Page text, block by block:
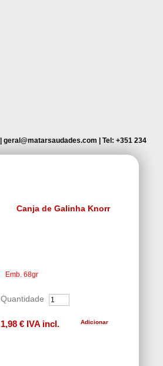
geral@matarsaudades.com
Tel: +351 234
Canja de Galinha Knorr
Emb. 68gr
Quantidade
1,98 €IVA incl.